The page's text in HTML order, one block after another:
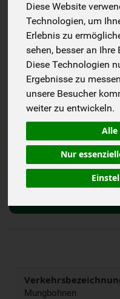
Diese Website
Technologien, um
Erlebnis zu
sehen, besser an
Diese Technologien
Ergebnisse zu
unsere Besucher
weiter zu entwickeln.
Alle
Nur
Mungbohnen